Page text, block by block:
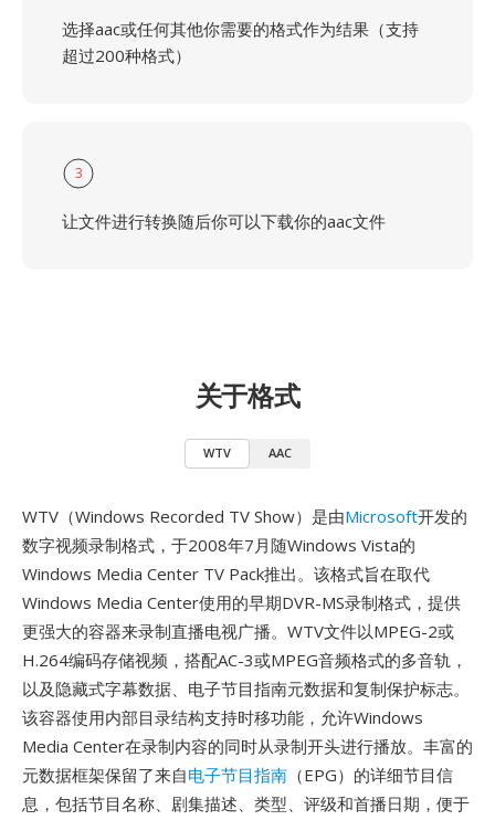
选择aac或任何其他你需要的格式作为结果（支持
超过200种格式）
3
让文件进行转换随后你可以下载你的aac文件
关于格式
WTV AAC
WTV（Windows Recorded TV Show）是由Microsoft开发的
数字视频录制格式，于2008年7月随Windows Vista的
Windows Media Center TV Pack推出。该格式旨在取代
Windows Media Center使用的早期DVR-MS录制格式，提供
更强大的容器来录制直播电视广播。WTV文件以MPEG-2或
H.264编码存储视频，搭配AC-3或MPEG音频格式的多音轨，
以及隐藏式字幕数据、电子节目指南元数据和复制保护标志。
该容器使用内部目录结构支持时移功能，允许Windows
Media Center在录制内容的同时从录制开头进行播放。丰富的
元数据框架保留了来自电子节目指南 （EPG）的详细节目信
息，包括节目名称、剧集描述、类型、评级和首播日期，便于